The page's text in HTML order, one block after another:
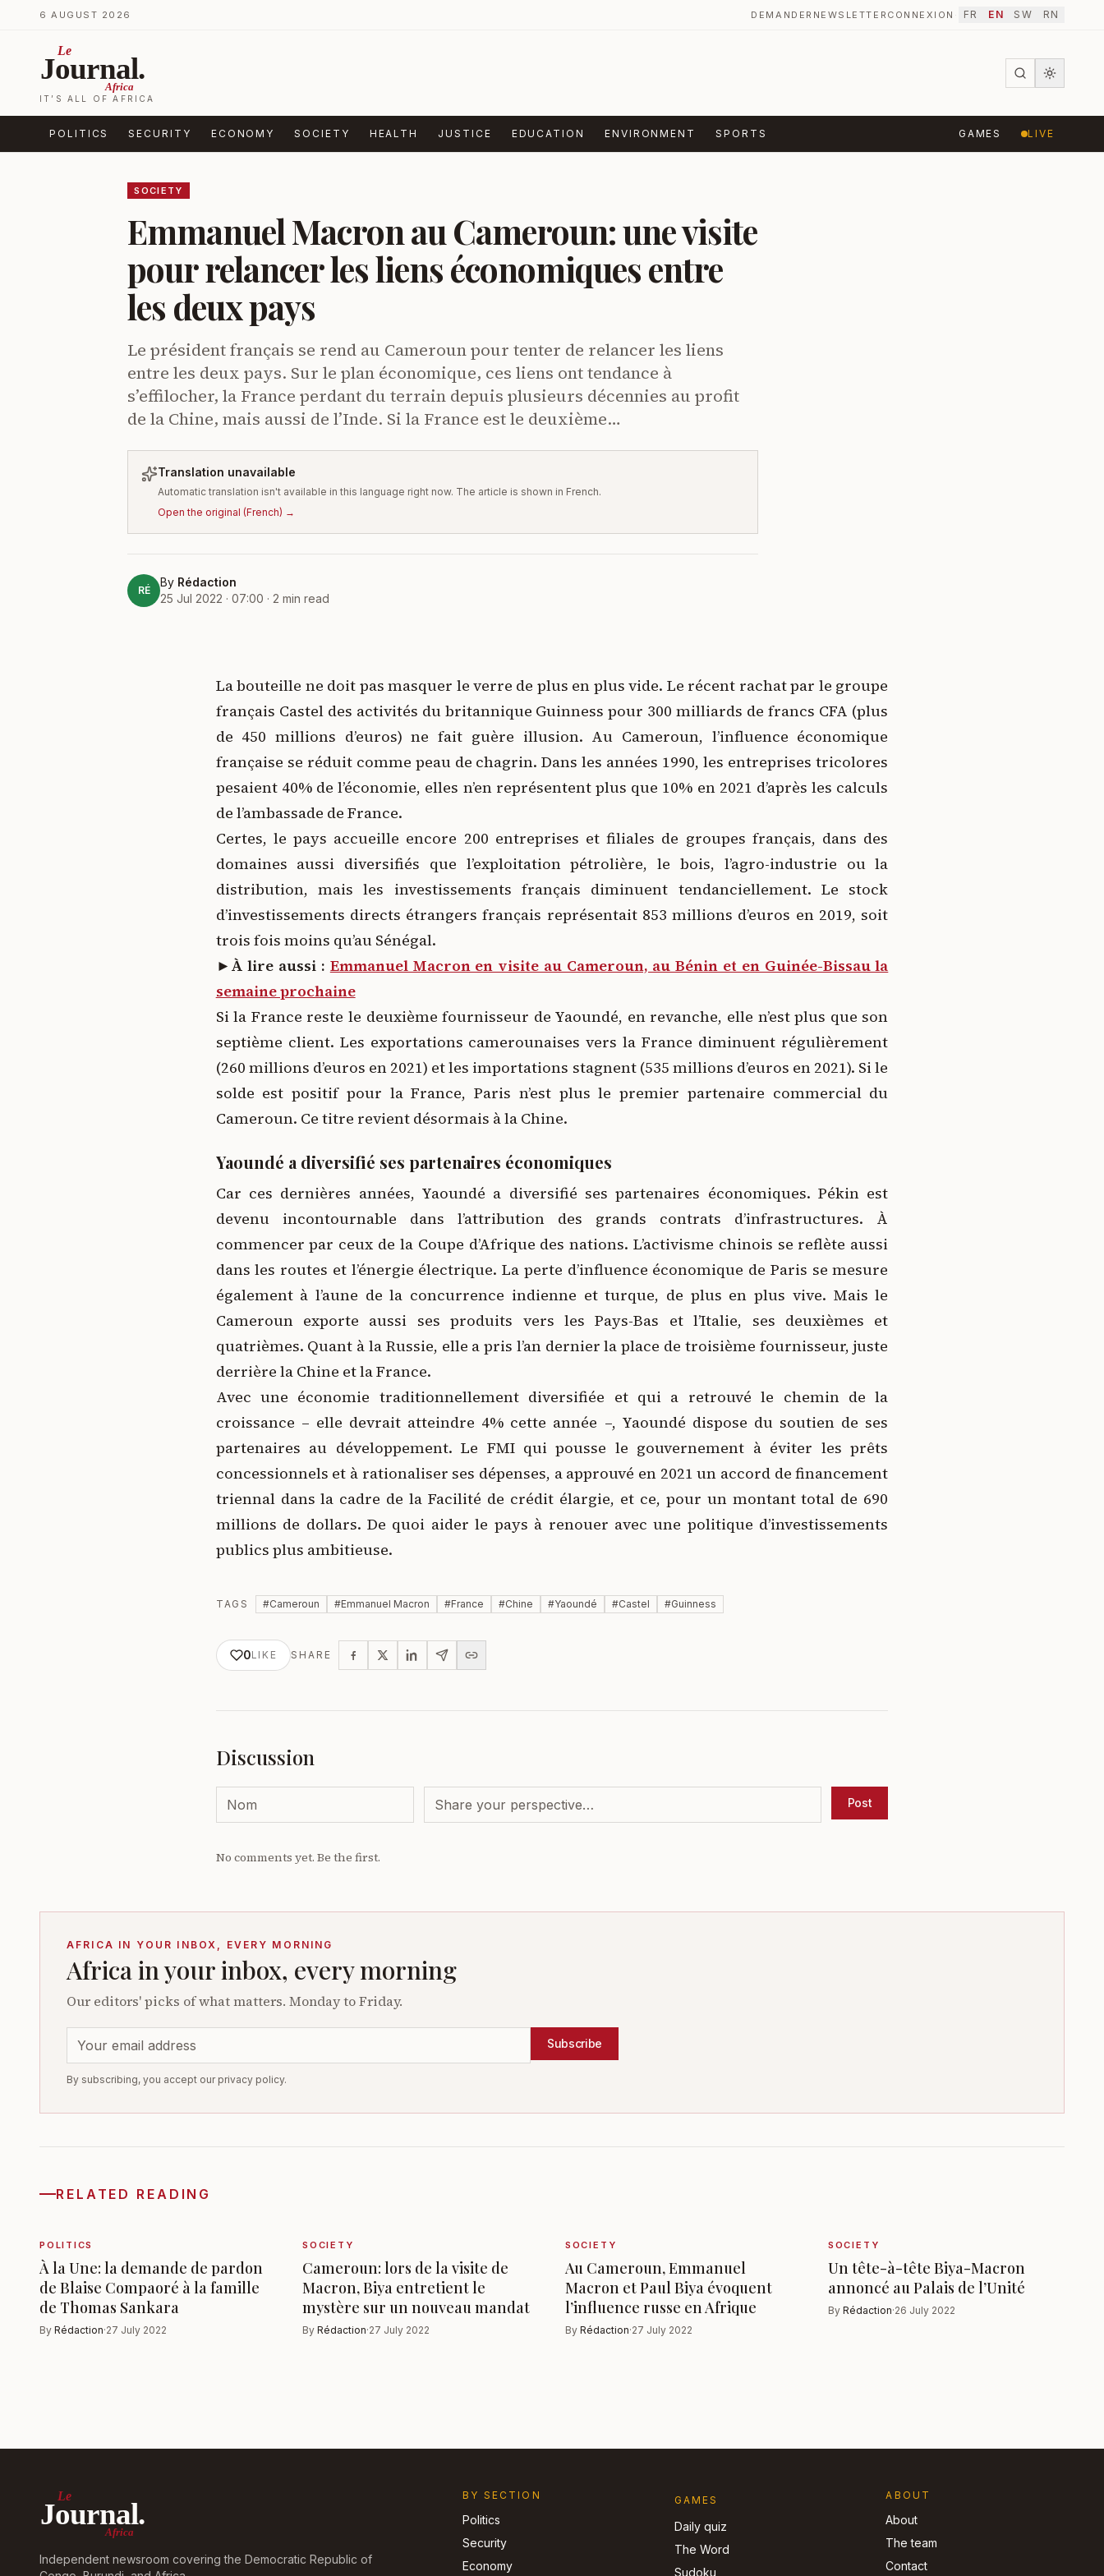
Skip to content
6 AUGUST 2026 DEMANDER NEWSLETTER CONNEXION · FR EN SW RN
Le
Journal.
Africa
IT’S ALL OF AFRICA
POLITICS SECURITY ECONOMY SOCIETY HEALTH JUSTICE EDUCATION ENVIRONMENT SPORTS GAMES LIVE
SOCIETY
Emmanuel Macron au Cameroun: une visite
pour relancer les liens économiques entre
les deux pays
Le président français se rend au Cameroun pour tenter de relancer les liens
entre les deux pays. Sur le plan économique, ces liens ont tendance à
s’effilocher, la France perdant du terrain depuis plusieurs décennies au profit
de la Chine, mais aussi de l’Inde. Si la France est le deuxième…
Translation unavailable
Automatic translation isn't available in this language right now. The article is shown in French.
Open the original (French) →
RÉ
By Rédaction
25 Jul 2022 · 07:00 · 2 min read
La bouteille ne doit pas masquer le verre de plus en plus vide. Le récent rachat par le groupe
français Castel des activités du britannique Guinness pour 300 milliards de francs CFA (plus
de 450 millions d’euros) ne fait guère illusion. Au Cameroun, l’influence économique
française se réduit comme peau de chagrin. Dans les années 1990, les entreprises tricolores
pesaient 40% de l’économie, elles n’en représentent plus que 10% en 2021 d’après les calculs
de l’ambassade de France.
Certes, le pays accueille encore 200 entreprises et filiales de groupes français, dans des
domaines aussi diversifiés que l’exploitation pétrolière, le bois, l’agro-industrie ou la
distribution, mais les investissements français diminuent tendanciellement. Le stock
d’investissements directs étrangers français représentait 853 millions d’euros en 2019, soit
trois fois moins qu’au Sénégal.
►À lire aussi : Emmanuel Macron en visite au Cameroun, au Bénin et en Guinée-Bissau la
semaine prochaine
Si la France reste le deuxième fournisseur de Yaoundé, en revanche, elle n’est plus que son
septième client. Les exportations camerounaises vers la France diminuent régulièrement
(260 millions d’euros en 2021) et les importations stagnent (535 millions d’euros en 2021). Si le
solde est positif pour la France, Paris n’est plus le premier partenaire commercial du
Cameroun. Ce titre revient désormais à la Chine.
Yaoundé a diversifié ses partenaires économiques
Car ces dernières années, Yaoundé a diversifié ses partenaires économiques. Pékin est
devenu incontournable dans l’attribution des grands contrats d’infrastructures. À
commencer par ceux de la Coupe d’Afrique des nations. L’activisme chinois se reflète aussi
dans les routes et l’énergie électrique. La perte d’influence économique de Paris se mesure
également à l’aune de la concurrence indienne et turque, de plus en plus vive. Mais le
Cameroun exporte aussi ses produits vers les Pays-Bas et l’Italie, ses deuxièmes et
quatrièmes. Quant à la Russie, elle a pris l’an dernier la place de troisième fournisseur, juste
derrière la Chine et la France.
Avec une économie traditionnellement diversifiée et qui a retrouvé le chemin de la
croissance – elle devrait atteindre 4% cette année –, Yaoundé dispose du soutien de ses
partenaires au développement. Le FMI qui pousse le gouvernement à éviter les prêts
concessionnels et à rationaliser ses dépenses, a approuvé en 2021 un accord de financement
triennal dans la cadre de la Facilité de crédit élargie, et ce, pour un montant total de 690
millions de dollars. De quoi aider le pays à renouer avec une politique d’investissements
publics plus ambitieuse.
TAGS #Cameroun #Emmanuel Macron #France #Chine #Yaoundé #Castel #Guinness
0LIKE SHARE
Discussion
Post
No comments yet. Be the first.
AFRICA IN YOUR INBOX, EVERY MORNING
Africa in your inbox, every morning
Our editors' picks of what matters. Monday to Friday.
Subscribe
By subscribing, you accept our privacy policy.
RELATED READING
POLITICS
À la Une: la demande de pardon
de Blaise Compaoré à la famille
de Thomas Sankara
By Rédaction·27 July 2022
SOCIETY
Cameroun: lors de la visite de
Macron, Biya entretient le
mystère sur un nouveau mandat
By Rédaction·27 July 2022
SOCIETY
Au Cameroun, Emmanuel
Macron et Paul Biya évoquent
l’influence russe en Afrique
By Rédaction·27 July 2022
SOCIETY
Un tête-à-tête Biya-Macron
annoncé au Palais de l’Unité
By Rédaction·26 July 2022
Le
Journal.
Africa
Independent newsroom covering the Democratic Republic of
BY SECTION
Politics
Security
Economy
GAMES
Daily quiz
The Word
Sudoku
ABOUT
About
The team
Contact